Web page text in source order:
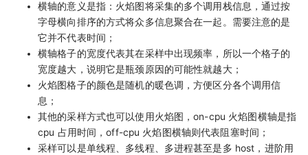
横轴的意义是指：火焰图将采集的多个调用栈信息，通过按
字母横向排序的方式将众多信息聚合在一起。需要注意的是
它并不代表时间；
横轴格子的宽度代表其在采样中出现频率，所以一个格子的
宽度越大，说明它是瓶颈原因的可能性就越大；
火焰图格子的颜色是随机的暖色调，方便区分各个调用信
息；
其他的采样方式也可以使用火焰图，on-cpu 火焰图横轴是指
cpu 占用时间，off-cpu 火焰图横轴则代表阻塞时间；
采样可以是单线程、多线程、多进程甚至是多 host，进阶用